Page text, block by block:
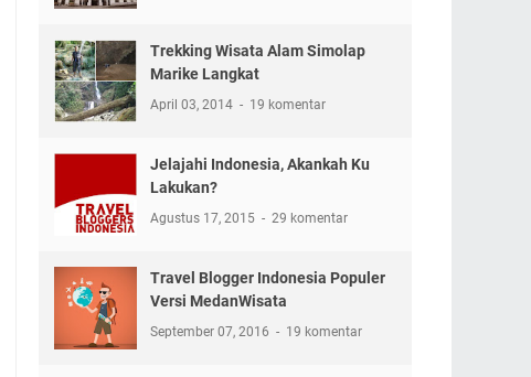
Trekking Wisata Alam Simolap
Marike Langkat
April 03, 2014 19 komentar
Jelajahi Indonesia, Akankah Ku
Lakukan?
Agustus 17, 2015 29 komentar
Travel Blogger Indonesia Populer
Versi MedanWisata
September 07, 2016 19 komentar